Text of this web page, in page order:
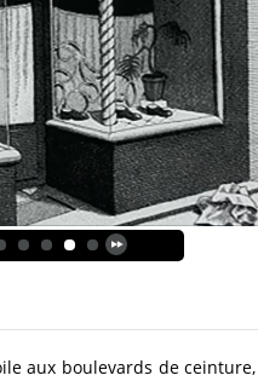
aux boulevards de